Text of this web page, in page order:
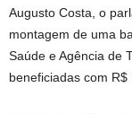
Augusto Costa, o
montagem de uma
Saúde e Agência de
beneficiadas com